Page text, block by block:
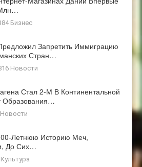
Бизнес
Запретить Иммиграцию
Стран…
Новости
Стал 2-М В Континентальной
Образования…
Новости
Летнюю Историю Меч,
До Сих…
Культура